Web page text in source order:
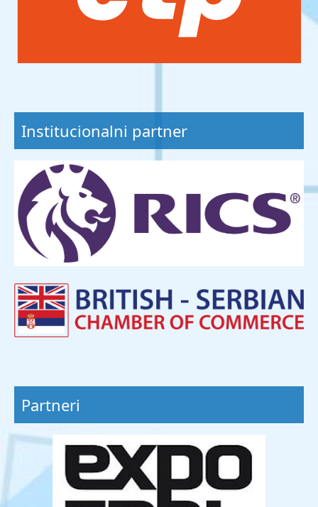
Institucionalni partner
Partneri